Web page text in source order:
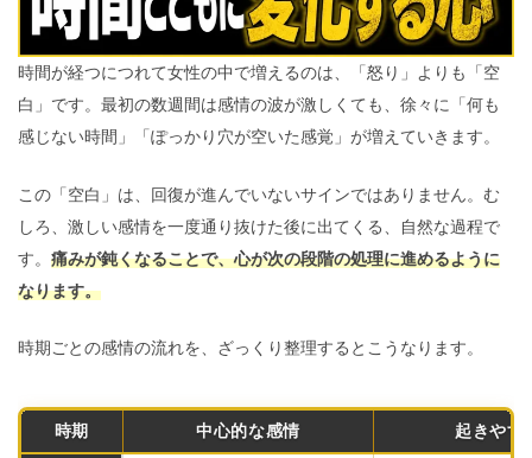
時間が経つにつれて女性の中で増えるのは、「怒り」よりも「空
白」です。最初の数週間は感情の波が激しくても、徐々に「何も
感じない時間」「ぽっかり穴が空いた感覚」が増えていきます。
この「空白」は、回復が進んでいないサインではありません。む
しろ、激しい感情を一度通り抜けた後に出てくる、自然な過程で
す。 痛みが鈍くなることで、心が次の段階の処理に進めるように
なります。
時期ごとの感情の流れを、ざっくり整理するとこうなります。
時期 中心的な感情 起きやす